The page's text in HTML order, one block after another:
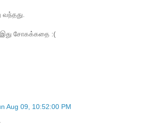
சோகக்கதை :(
Aug 09, 10:52:00 PM